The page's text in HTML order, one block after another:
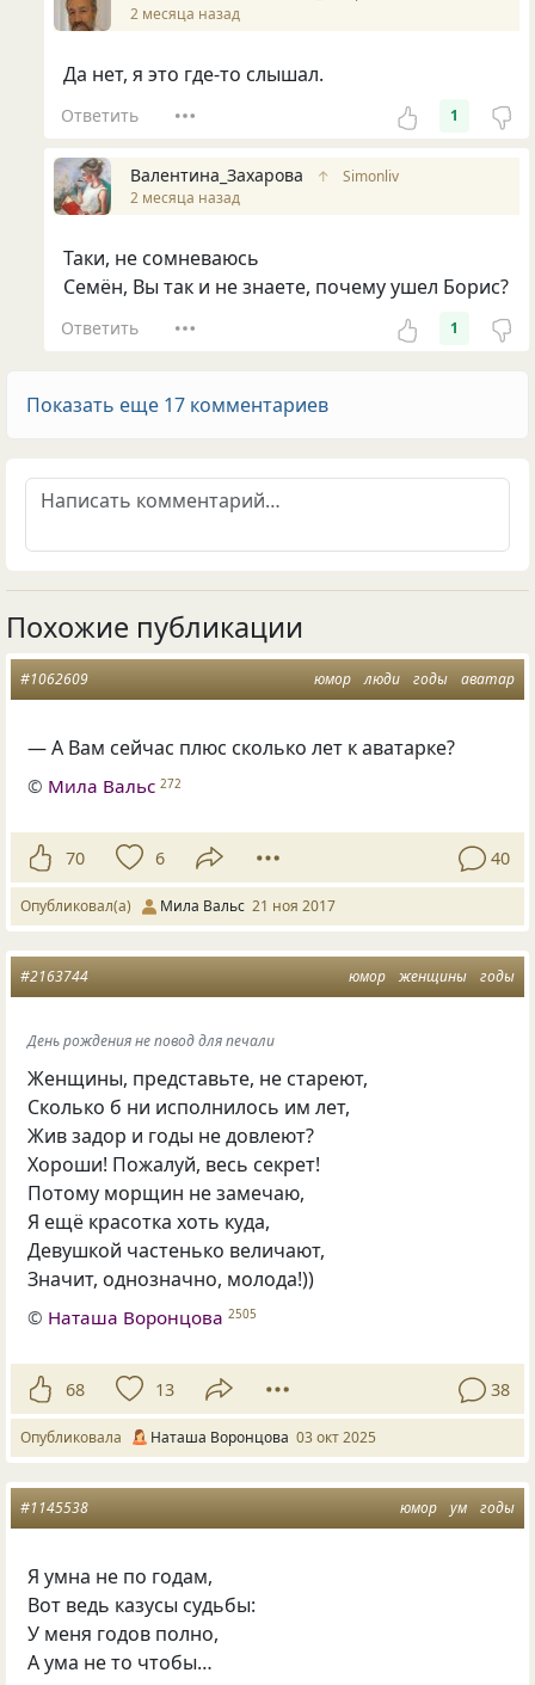
2 месяца назад
Да нет, я это где-то слышал.
Ответить 1
Валентина_Захарова ↑
Simonliv
2 месяца назад
Таки, не сомневаюсь
Семён, Вы так и не знаете, почему ушел Борис?
Ответить 1
Показать еще 17 комментариев
Похожие публикации
юмор люди годы аватар
#1062609
— А Вам сейчас плюс сколько лет к аватарке?
© Мила Вальс 272
70 6 40
Опубликовал(а) Мила Вальс 21 ноя 2017
юмор женщины годы
#2163744
День рождения не повод для печали
Женщины, представьте, не стареют,
Сколько б ни исполнилось им лет,
Жив задор и годы не довлеют?
Хороши! Пожалуй, весь секрет!
Потому морщин не замечаю,
Я ещё красотка хоть куда,
Девушкой частенько величают,
Значит, однозначно, молода!))
© Наташа Воронцова 2505
68 13 38
Опубликовала Наташа Воронцова 03 окт 2025
юмор ум годы
#1145538
Я умна не по годам,
Вот ведь казусы судьбы:
У меня годов полно,
А ума не то чтобы…